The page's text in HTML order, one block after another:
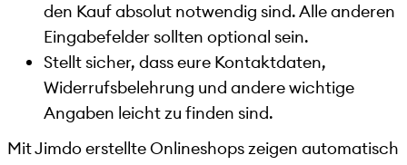
den Kauf absolut notwendig sind. Alle anderen
Eingabefelder sollten optional sein.
Stellt sicher, dass eure Kontaktdaten,
Widerrufsbelehrung und andere wichtige
Angaben leicht zu finden sind.
Mit Jimdo erstellte Onlineshops zeigen automatisch